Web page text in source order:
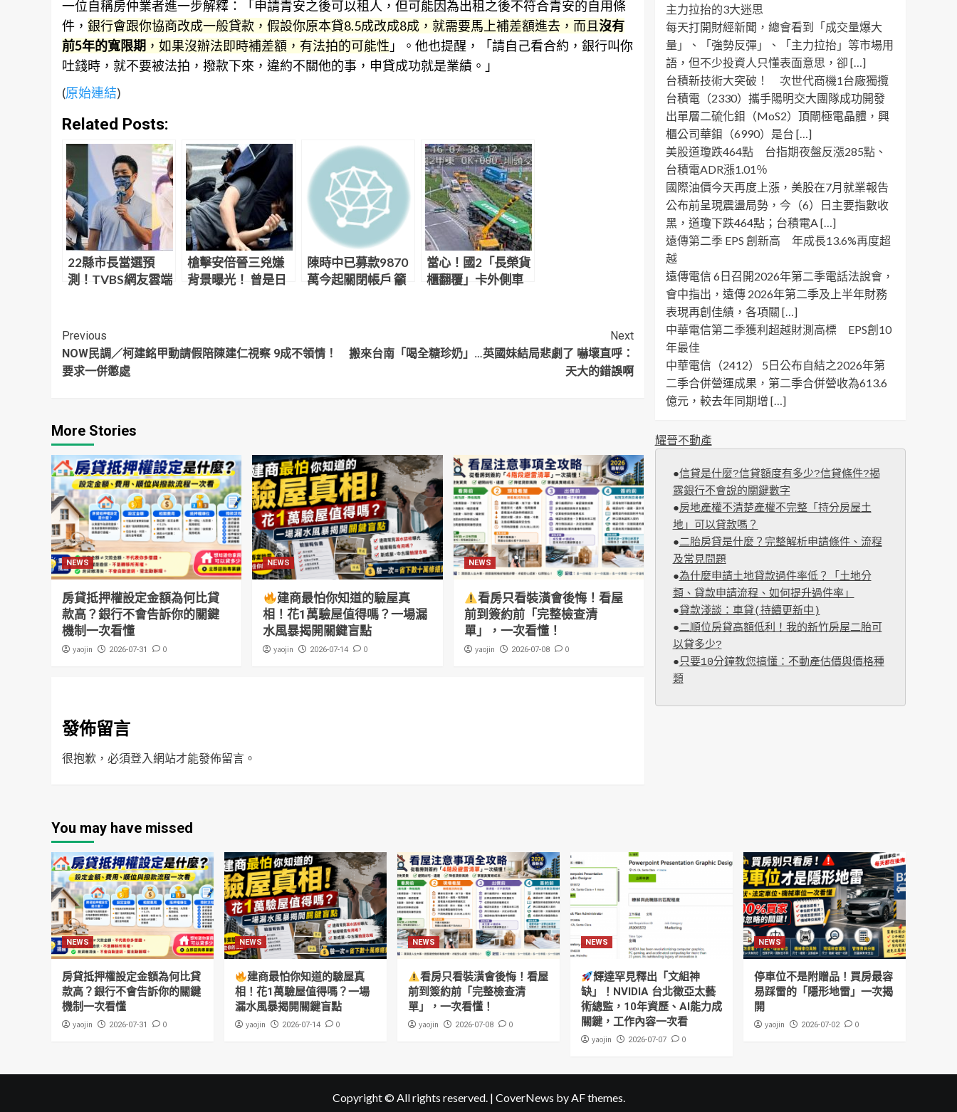
一位自稱房仲業者進一步解釋：「申請青安之後可以租人，但可能因為出租之後不符合青安的自用條
件， 銀行會跟你協商改成一般貸款，假設你原本貸8.5成改成8成，就需要馬上補差額進去，而且沒有
前5年的寬限期 ，如果沒辦法即時補差額，有法拍的可能性 」。他也提醒，「請自己看合約，銀行叫你
吐錢時，就不要被法拍，撥款下來，違約不關他的事，申貸成功就是業績。」
(原始連結)
Related Posts:
22縣市長當選預
測！TVBS網友雲端
槍擊安倍晉三兇嫌
背景曝光！ 曾是日
陳時中已募款9870
萬今起關閉帳戶 籲
當心！國2「長榮貨
櫃翻覆」卡外側車
Continue
Reading
Previous
NOW民調／柯建銘甲動請假陪陳建仁視察 9成不領情！
要求一併懲處
Next
搬來台南「喝全糖珍奶」…英國妹結局悲劇了 嚇壞直呼：
天大的錯誤啊
More Stories
NEWS
房貸抵押權設定金額為何比貸
款高？銀行不會告訴你的關鍵
機制一次看懂
yaojin 2026-07-31 0
NEWS
建商最怕你知道的驗屋真
相！花1萬驗屋值得嗎？一場漏
水風暴揭開關鍵盲點
yaojin 2026-07-14 0
NEWS
看房只看裝潢會後悔！看屋
前到簽約前「完整檢查清
單」，一次看懂！
yaojin 2026-07-08 0
發佈留言
很抱歉，必須登入網站才能發佈留言。
主力拉抬的3大迷思
每天打開財經新聞，總會看到「成交量爆大
量」、「強勢反彈」、「主力拉抬」等市場用
語，但不少投資人只懂表面意思，卻 […]
台積新技術大突破！ 次世代商機1台廠獨攬
台積電（2330）攜手陽明交大團隊成功開發
出單層二硫化鉬（MoS2）頂閘極電晶體，興
櫃公司華鉬（6990）是台 […]
美股道瓊跌464點 台指期夜盤反漲285點、
台積電ADR漲1.01％
國際油價今天再度上漲，美股在7月就業報告
公布前呈現震盪局勢，今（6）日主要指數收
黑，道瓊下跌464點；台積電A […]
遠傳第二季 EPS 創新高 年成長13.6%再度超
越
遠傳電信 6日召開2026年第二季電話法說會，
會中指出，遠傳 2026年第二季及上半年財務
表現再創佳績，各項關 […]
中華電信第二季獲利超越財測高標 EPS創10
年最佳
中華電信（2412） 5日公布自結之2026年第
二季合併營運成果，第二季合併營收為613.6
億元，較去年同期增 […]
耀晉不動產
●信貸是什麼?信貸額度有多少?信貸條件?揭
露銀行不會說的關鍵數字
●房地產權不清楚產權不完整「持分房屋土
地」可以貸款嗎？
●二胎房貸是什麼？完整解析申請條件、流程
及常見問題
●為什麼申請土地貸款過件率低？「土地分
類、貸款申請流程、如何提升過件率」
●貸款淺談：車貸(持續更新中)
●二順位房貸高額低利！我的新竹房屋二胎可
以貸多少?
●只要10分鐘教您搞懂：不動產估價與價格種
類
You may have missed
NEWS
房貸抵押權設定金額為何比貸
款高？銀行不會告訴你的關鍵
機制一次看懂
yaojin 2026-07-31 0
NEWS
建商最怕你知道的驗屋真
相！花1萬驗屋值得嗎？一場
漏水風暴揭開關鍵盲點
yaojin 2026-07-14 0
NEWS
看房只看裝潢會後悔！看屋
前到簽約前「完整檢查清
單」，一次看懂！
yaojin 2026-07-08 0
NEWS
輝達罕見釋出「文組神
缺」！NVIDIA 台北徵亞太藝
術總監，10年資歷、AI能力成
關鍵，工作內容一次看
yaojin 2026-07-07 0
NEWS
停車位不是附贈品！買房最容
易踩雷的「隱形地雷」一次揭
開
yaojin 2026-07-02 0
Copyright © All rights reserved. | CoverNews by AF themes.